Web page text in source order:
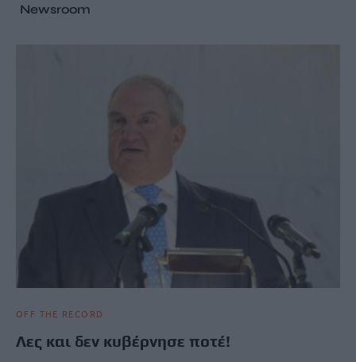
Newsroom
OFF THE RECORD
Λες και δεν κυβέρνησε ποτέ!